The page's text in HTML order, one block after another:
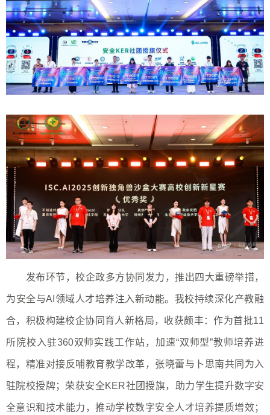
发布环节，校企政多方协同发力，推出四大重磅举措，
为安全与AI 领域人才培养注入新动能。我校持续深化产教融
合，积极构建校企协同育人新格局，收获颇丰：作为首批11
所院校入驻360双师实践工作站，加速“双师型”教师培养进
程，精准对接反哺教育教学改革，张晓蕾与卜思南共同为入
驻院校授牌；荣获安全KER社团授旗，助力学生提升数字安
全意识和技术能力，推动学校数字安全人才培养提质增效；